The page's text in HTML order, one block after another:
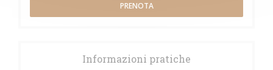
PRENOTA
Informazioni pratiche